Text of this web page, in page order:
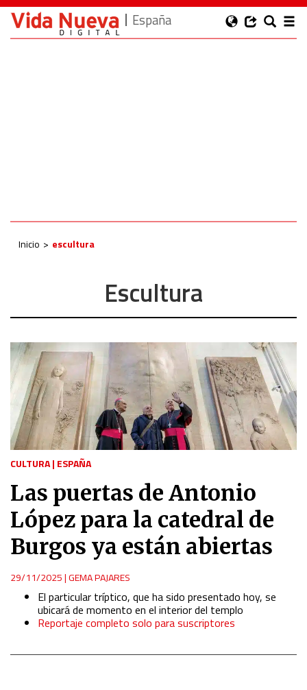
España
Inicio escultura
Escultura
CULTURA| ESPAÑA
Las puertas de Antonio
López para la catedral de
Burgos ya están abiertas
29/11/2025|GEMA PAJARES
El particular tríptico, que ha sido presentado hoy, se
ubicará de momento en el interior del templo
Reportaje completo solo para suscriptores